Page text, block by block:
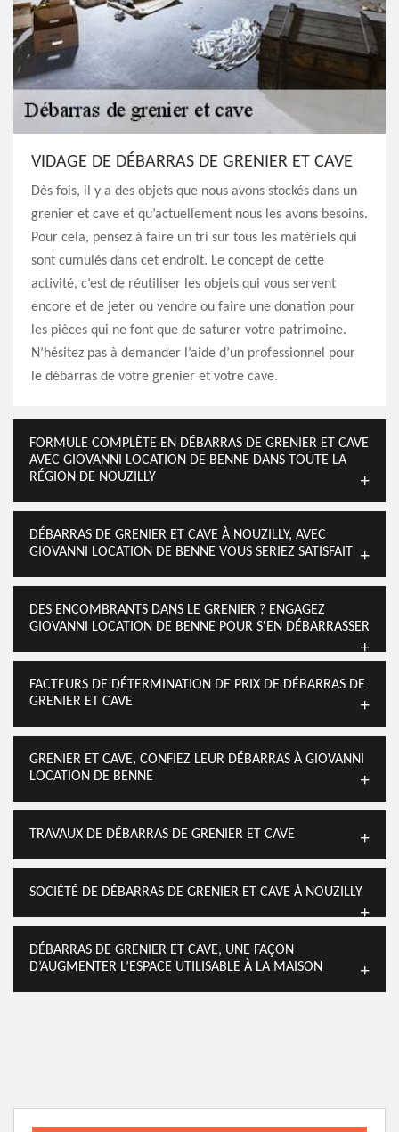
VIDAGE DE DÉBARRAS DE GRENIER ET CAVE
Dès fois, il y a des objets que nous avons stockés dans un
grenier et cave et qu’actuellement nous les avons besoins.
Pour cela, pensez à faire un tri sur tous les matériels qui
sont cumulés dans cet endroit. Le concept de cette
activité, c’est de réutiliser les objets qui vous servent
encore et de jeter ou vendre ou faire une donation pour
les pièces qui ne font que de saturer votre patrimoine.
N’hésitez pas à demander l’aide d’un professionnel pour
le débarras de votre grenier et votre cave.
FORMULE COMPLÈTE EN DÉBARRAS DE GRENIER ET CAVE
AVEC GIOVANNI LOCATION DE BENNE DANS TOUTE LA
RÉGION DE NOUZILLY
DÉBARRAS DE GRENIER ET CAVE À NOUZILLY, AVEC
GIOVANNI LOCATION DE BENNE VOUS SERIEZ SATISFAIT
DES ENCOMBRANTS DANS LE GRENIER ? ENGAGEZ
GIOVANNI LOCATION DE BENNE POUR S'EN DÉBARRASSER
FACTEURS DE DÉTERMINATION DE PRIX DE DÉBARRAS DE
GRENIER ET CAVE
GRENIER ET CAVE, CONFIEZ LEUR DÉBARRAS À GIOVANNI
LOCATION DE BENNE
TRAVAUX DE DÉBARRAS DE GRENIER ET CAVE
SOCIÉTÉ DE DÉBARRAS DE GRENIER ET CAVE À NOUZILLY
DÉBARRAS DE GRENIER ET CAVE, UNE FAÇON
D’AUGMENTER L’ESPACE UTILISABLE À LA MAISON